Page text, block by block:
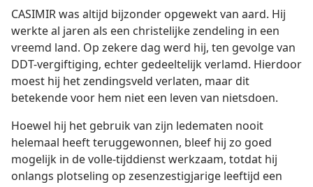
CASIMIR was altijd bijzonder opgewekt van aard. Hij
werkte al jaren als een christelijke zendeling in een
vreemd land. Op zekere dag werd hij, ten gevolge van
DDT-vergiftiging, echter gedeeltelijk verlamd. Hierdoor
moest hij het zendingsveld verlaten, maar dit
betekende voor hem niet een leven van nietsdoen.
Hoewel hij het gebruik van zijn ledematen nooit
helemaal heeft teruggewonnen, bleef hij zo goed
mogelijk in de volle-tijddienst werkzaam, totdat hij
onlangs plotseling op zesenzestigjarige leeftijd een